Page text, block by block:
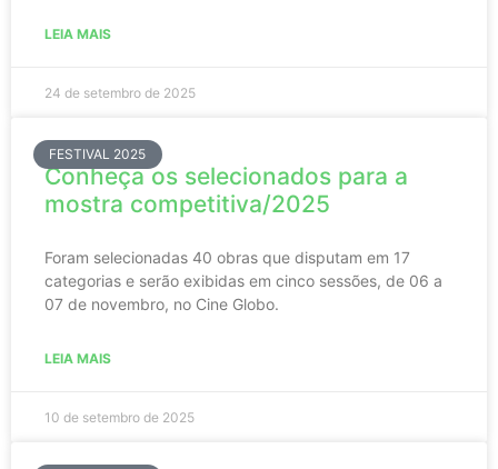
LEIA MAIS
24 de setembro de 2025
FESTIVAL 2025
Conheça os selecionados para a
mostra competitiva/2025
Foram selecionadas 40 obras que disputam em 17
categorias e serão exibidas em cinco sessões, de 06 a
07 de novembro, no Cine Globo.
LEIA MAIS
10 de setembro de 2025